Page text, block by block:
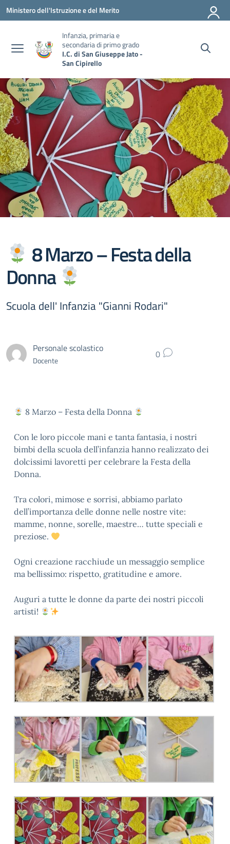
Vai ai contenuti
Vai al menu di navigazione
Vai al footer
Ministero dell'Istruzione e del Merito
Infanzia, primaria e
secondaria di primo grado
I.C. di San Giuseppe Jato -
San Cipirello
8 Marzo – Festa della
Donna
Scuola dell' Infanzia "Gianni Rodari"
Personale scolastico
Docente 0
8 Marzo – Festa della Donna
Con le loro piccole mani e tanta fantasia, i nostri
bimbi della scuola dell’infanzia hanno realizzato dei
dolcissimi lavoretti per celebrare la Festa della
Donna.
Tra colori, mimose e sorrisi, abbiamo parlato
dell’importanza delle donne nelle nostre vite:
mamme, nonne, sorelle, maestre… tutte speciali e
preziose.
Ogni creazione racchiude un messaggio semplice
ma bellissimo: rispetto, gratitudine e amore.
Auguri a tutte le donne da parte dei nostri piccoli
artisti!